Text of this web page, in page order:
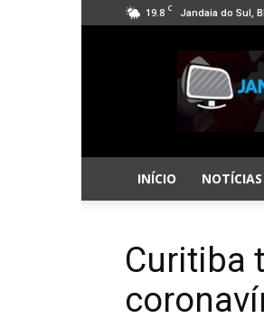
19.8 C Jandaia do Sul,
Jandaia
Online
INÍCIO NOTÍCIAS
Curitiba